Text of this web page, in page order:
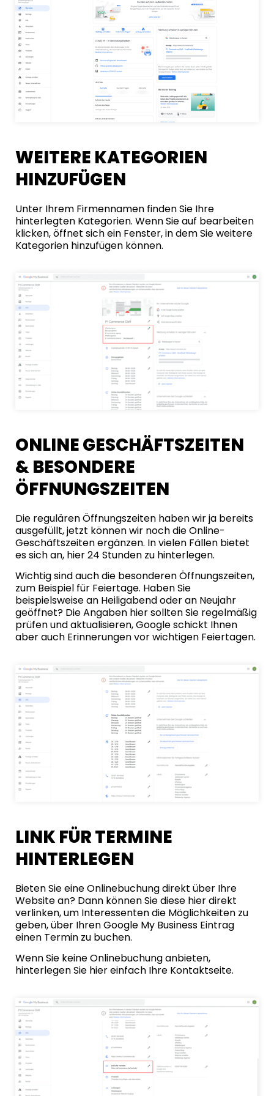
WEITERE KATEGORIEN
HINZUFÜGEN
Unter Ihrem Firmennamen finden Sie Ihre
hinterlegten Kategorien. Wenn Sie auf bearbeiten
klicken, öffnet sich ein Fenster, in dem Sie weitere
Kategorien hinzufügen können.
ONLINE GESCHÄFTSZEITEN
& BESONDERE
ÖFFNUNGSZEITEN
Die regulären Öffnungszeiten haben wir ja bereits
ausgefüllt, jetzt können wir noch die Online-
Geschäftszeiten ergänzen. In vielen Fällen bietet
es sich an, hier 24 Stunden zu hinterlegen.
Wichtig sind auch die besonderen Öffnungszeiten,
zum Beispiel für Feiertage. Haben Sie
beispielsweise an Heiligabend oder an Neujahr
geöffnet? Die Angaben hier sollten Sie regelmäßig
prüfen und aktualisieren, Google schickt Ihnen
aber auch Erinnerungen vor wichtigen Feiertagen.
LINK FÜR TERMINE
HINTERLEGEN
Bieten Sie eine Onlinebuchung direkt über Ihre
Website an? Dann können Sie diese hier direkt
verlinken, um Interessenten die Möglichkeiten zu
geben, über Ihren Google My Business Eintrag
einen Termin zu buchen.
Wenn Sie keine Onlinebuchung anbieten,
hinterlegen Sie hier einfach Ihre Kontaktseite.